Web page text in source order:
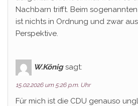
Nachbarn trifft. Beim
ist nichts in Ordnung und zwar
Perspektive.
W.König sagt:
15.02.2026 um 5:26 p.m. Uhr
Für mich ist die CDU genauso